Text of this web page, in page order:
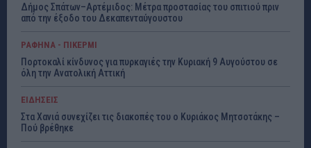
Δήμος Σπάτων–Αρτέμιδος: Μέτρα προστασίας του σπιτιού πριν
από την έξοδο του Δεκαπενταύγουστου
ΡΑΦΗΝΑ - ΠΙΚΕΡΜΙ
Πορτοκαλί κίνδυνος για πυρκαγιές την Κυριακή 9 Αυγούστου σε
όλη την Ανατολική Αττική
ΕΙΔΗΣΕΙΣ
Στα Χανιά συνεχίζει τις διακοπές του ο Κυριάκος Μητσοτάκης –
Πού βρέθηκε